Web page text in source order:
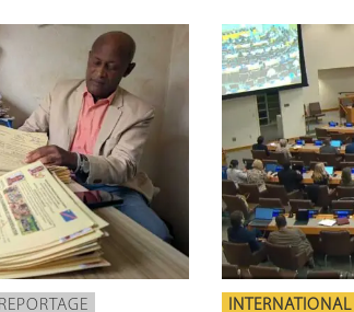
REPORTAGE INTERNATIONAL